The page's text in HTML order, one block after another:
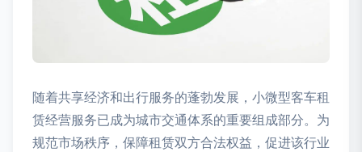
随着共享经济和出行服务的蓬勃发展，小微型客车租
赁经营服务已成为城市交通体系的重要组成部分。为
规范市场秩序，保障租赁双方合法权益，促进该行业